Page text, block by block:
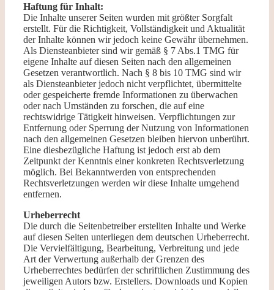
Haftung für Inhalt:
Die Inhalte unserer Seiten wurden mit größter Sorgfalt
erstellt. Für die Richtigkeit, Vollständigkeit und Aktualität
der Inhalte können wir jedoch keine Gewähr übernehmen.
Als Diensteanbieter sind wir gemäß § 7 Abs.1 TMG für
eigene Inhalte auf diesen Seiten nach den allgemeinen
Gesetzen verantwortlich. Nach § 8 bis 10 TMG sind wir
als Diensteanbieter jedoch nicht verpflichtet, übermittelte
oder gespeicherte fremde Informationen zu überwachen
oder nach Umständen zu forschen, die auf eine
rechtswidrige Tätigkeit hinweisen. Verpflichtungen zur
Entfernung oder Sperrung der Nutzung von Informationen
nach den allgemeinen Gesetzen bleiben hiervon unberührt.
Eine diesbezügliche Haftung ist jedoch erst ab dem
Zeitpunkt der Kenntnis einer konkreten Rechtsverletzung
möglich. Bei Bekanntwerden von entsprechenden
Rechtsverletzungen werden wir diese Inhalte umgehend
entfernen.
Urheberrecht
Die durch die Seitenbetreiber erstellten Inhalte und Werke
auf diesen Seiten unterliegen dem deutschen Urheberrecht.
Die Vervielfältigung, Bearbeitung, Verbreitung und jede
Art der Verwertung außerhalb der Grenzen des
Urheberrechtes bedürfen der schriftlichen Zustimmung des
jeweiligen Autors bzw. Erstellers. Downloads und Kopien